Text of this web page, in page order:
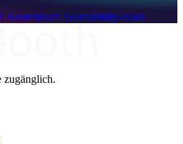
Kostenloser Accessibility-Scan
zugänglich.